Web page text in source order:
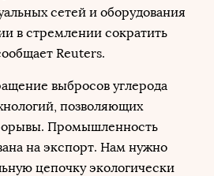
сетей и оборудования
в стремлении сократить
Reuters.
выбросов углерода
позволяющих
Промышленность
на экспорт. Нам нужно
цепочку экологически